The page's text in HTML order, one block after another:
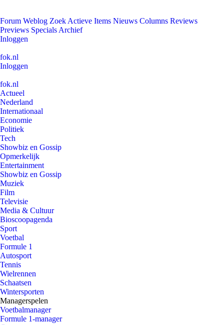
Forum Weblog Zoek Actieve Items Nieuws Columns Reviews
Previews Specials Archief
Inloggen
fok.nl
Inloggen
fok.nl
Actueel
Nederland
Internationaal
Economie
Politiek
Tech
Showbiz en Gossip
Opmerkelijk
Entertainment
Showbiz en Gossip
Muziek
Film
Televisie
Media & Cultuur
Bioscoopagenda
Sport
Voetbal
Formule 1
Autosport
Tennis
Wielrennen
Schaatsen
Wintersporten
Managerspelen
Voetbalmanager
Formule 1-manager